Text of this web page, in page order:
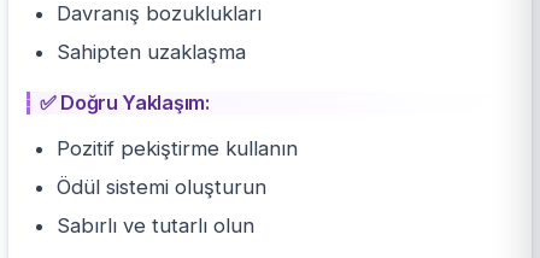
Davranış bozuklukları
Sahipten uzaklaşma
✅ Doğru Yaklaşım:
Pozitif pekiştirme kullanın
Ödül sistemi oluşturun
Sabırlı ve tutarlı olun